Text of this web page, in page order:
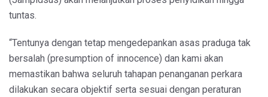
tuntas.
“Tentunya dengan tetap mengedepankan asas praduga tak
bersalah (presumption of innocence) dan kami akan
memastikan bahwa seluruh tahapan penanganan perkara
dilakukan secara objektif serta sesuai dengan peraturan